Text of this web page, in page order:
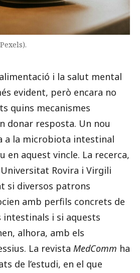
i la salut mental
evident, però encara no
quins mecanismes
donar resposta. Un nou
a la microbiota intestinal
en aquest vincle. La recerca,
Rovira i Virgili
si diversos patrons
amb perfils concrets de
intestinals i si aquests
alhora, amb els
La revista MedComm ha
de l’estudi, en el que